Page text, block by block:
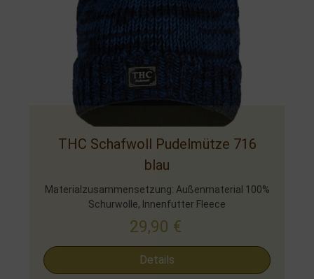
THC Schafwoll Pudelmütze 716
blau
Materialzusammensetzung: Außenmaterial 100%
Schurwolle, Innenfutter Fleece
29,90 €
Details